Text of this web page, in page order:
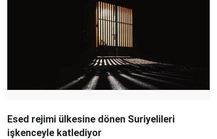
Esed rejimi ülkesine dönen Suriyelileri
işkenceyle katlediyor